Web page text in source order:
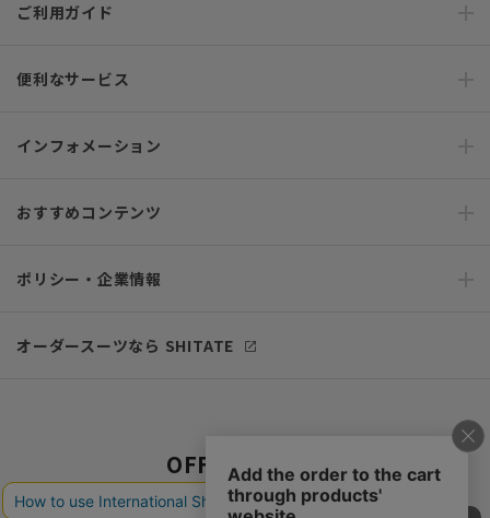
ご利用ガイド
便利なサービス
インフォメーション
おすすめコンテンツ
ポリシー・企業情報
オーダースーツなら SHITATE
OFFICIAL SNS